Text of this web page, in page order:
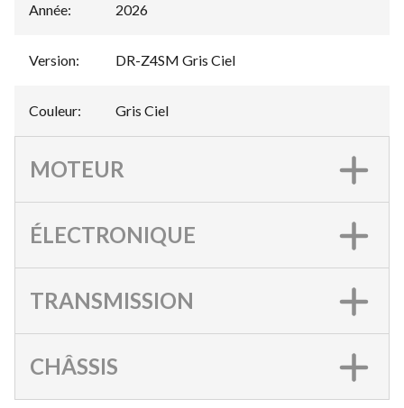
Année: 2026
Version: DR-Z4SM Gris Ciel
Couleur: Gris Ciel
MOTEUR
ÉLECTRONIQUE
TRANSMISSION
CHÂSSIS